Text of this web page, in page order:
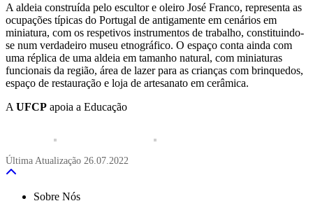
A aldeia construída pelo escultor e oleiro José Franco, representa as
ocupações típicas do Portugal de antigamente em cenários em
miniatura, com os respetivos instrumentos de trabalho, constituindo-
se num verdadeiro museu etnográfico. O espaço conta ainda com
uma réplica de uma aldeia em tamanho natural, com miniaturas
funcionais da região, área de lazer para as crianças com brinquedos,
espaço de restauração e loja de artesanato em cerâmica.
A UFCP apoia a Educação
Última Atualização 26.07.2022
Sobre Nós